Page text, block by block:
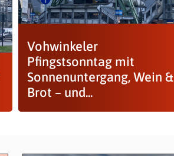
Vohwinkeler
Pfingstsonntag mit
Sonnenuntergang, Wein &
Brot – und...